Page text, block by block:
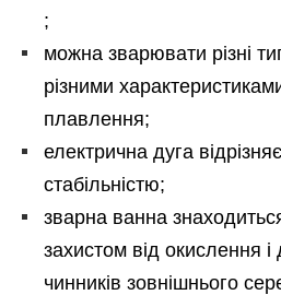
;
можна зварювати різні
різними
плавлення;
електрична дуга
стабільністю;
зварна ванна
захистом від окислення і
чинників зовнішнього